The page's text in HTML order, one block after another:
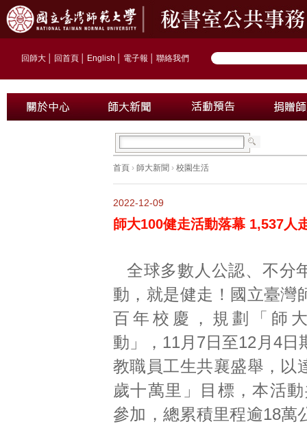
回師大 回首頁 English 電子報 聯絡我們
首頁 › 師大新聞 › 校園生活
2022-12-09
師大100健走活動落幕 1,537人
全球多數人公認、不分
動，就是健走！國立臺灣
百年校慶，規劃「師
動」，11月7日至12月4日
教職員工生共襄盛舉，以
歲十萬里」目標，本活
參加，總累積里程逾18萬